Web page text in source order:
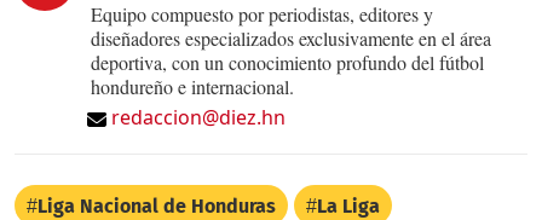
Equipo compuesto por periodistas, editores y
diseñadores especializados exclusivamente en el área
deportiva, con un conocimiento profundo del fútbol
hondureño e internacional.
redaccion@diez.hn
Liga Nacional de Honduras La Liga